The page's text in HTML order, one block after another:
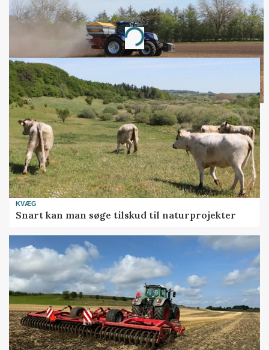
Annonce
Loading...
KVÆG
Snart kan man søge tilskud til naturprojekter